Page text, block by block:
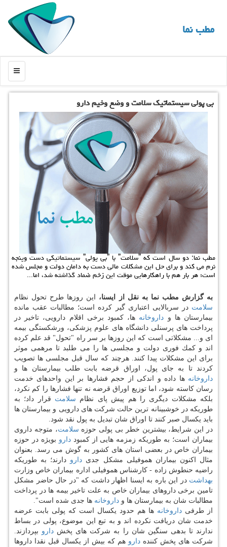
مطب نما
منو
بی پولی سیستماتیك سلامت و وضع وخیم دارو
مطب نما: دو سال است كه ˮسلامتˮ با ˮبی پولیˮ سیستماتیكی دست وپنجه
نرم می كند و برای حل این مشكلات مالی دست به دامان دولت و مجلس شده
است؛ هر بار هم با راهكارهایی موقت این زخم ضماد گذاشته شد، اما...
به گزارش مطب نما به نقل از ایسنا،
این روزها طرح تحول نظام
سلامت در سربالایی اعتباری گیر كرده است؛ مطالبات عقب مانده
بیمارستان ها و داروخانه ها، كمبود برخی اقلام دارویی، تاخیر در
پرداخت های پرسنلی دانشگاه های علوم پزشكی، ورشكستگی بیمه
ای و... مشكلاتی است كه این روزها بر سر راه "تحول" قد علم كرده
اند و كمك فوری دولت و مجلسی ها را می طلبد تا مرهمی موثر
برای این مشكلات پیدا كنند. هرچند كه سال قبل مجلسی ها تصویب
كردند تا به جای پول، اوراق قرضه بابت طلب بیمارستان ها و
داروخانه ها داده و اندكی از حجم فشارها بر این واحدهای خدمت
رسان كاسته شود، اما توزیع اوراق قرضه نه تنها فشارها را كم نكرد،
بلكه مشكلات دیگری را هم پیش پای نظام سلامت قرار داد؛ به
طوریكه در خوشبینانه ترین حالت شركت های دارویی و بیمارستان ها
باید یكسال صبر كنند تا اوراق شان تبدیل به پول نقد شود.
در این شرایط، بیشترین خطر بی پولی حوزه سلامت، متوجه داروی
بیماران است؛ به طوریكه زمزمه هایی از كمبوددارو بویژه در حوزه
بیماران خاص در بعضی استان های كشور به گوش می رسد. بعنوان
مثال اكنون بیماران هموفیلی مشكل جدی دارو دارند؛ به طوریكه
راضیه حنطوش زاده - كارشناس هموفیلی اداره بیماران خاص وزارت
بهداشت در این باره به ایسنا اظهار داشت كه "در حال حاضر مشكل
تامین برخی داروهای بیماران خاص به علت تاخیر بیمه ها در پرداخت
مطالبات شان به بیمارستان ها و داروخانه ها جدی شده است".
از طرفی داروخانه ها هم حدود یكسال است كه پولی بابت عرضه
خدمت شان دریافت نكرده اند و به تبع این موضوع، پولی در بساط
ندارند تا بدهی سنگین شان را به شركت های پخش دارو بپردازند.
شركت های پخش كننده دارو هم كه بیش از یكسال قبل نقدا داروها